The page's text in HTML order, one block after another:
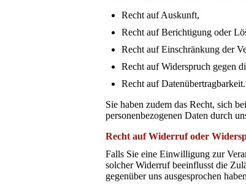
Recht auf Auskunft,
Recht auf Berichtigung oder
Recht auf Einschränkung der
Recht auf Widerspruch gegen
Recht auf Datenübertragbarkeit.
Sie haben zudem das Recht, sich
personenbezogenen Daten durch
Recht auf Widerruf oder
Falls Sie eine Einwilligung zur
solcher Widerruf beeinflusst die
gegenüber uns ausgesprochen